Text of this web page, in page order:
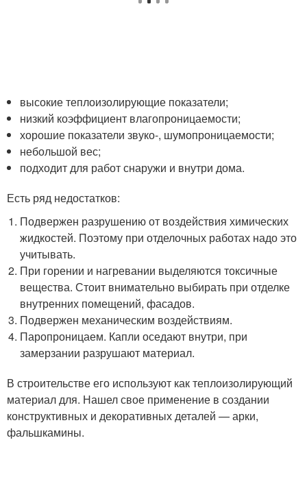
высокие теплоизолирующие показатели;
низкий коэффициент влагопроницаемости;
хорошие показатели звуко-, шумопроницаемости;
небольшой вес;
подходит для работ снаружи и внутри дома.
Есть ряд недостатков:
Подвержен разрушению от воздействия химических
жидкостей. Поэтому при отделочных работах надо это
учитывать.
При горении и нагревании выделяются токсичные
вещества. Стоит внимательно выбирать при отделке
внутренних помещений, фасадов.
Подвержен механическим воздействиям.
Паропроницаем. Капли оседают внутри, при
замерзании разрушают материал.
В строительстве его используют как теплоизолирующий
материал для. Нашел свое применение в создании
конструктивных и декоративных деталей — арки,
фальшкамины.